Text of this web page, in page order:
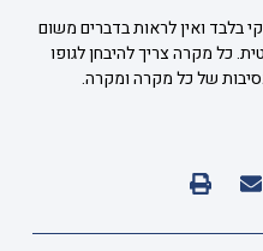
בלבד ואין לראות בדברים משום
כל מקרה צריך להיבחן לגופו
של כל מקרה ומקרה.